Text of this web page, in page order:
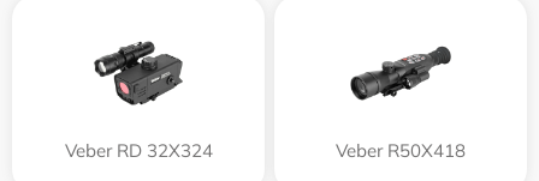
Veber RD 32X324 Veber R50X418